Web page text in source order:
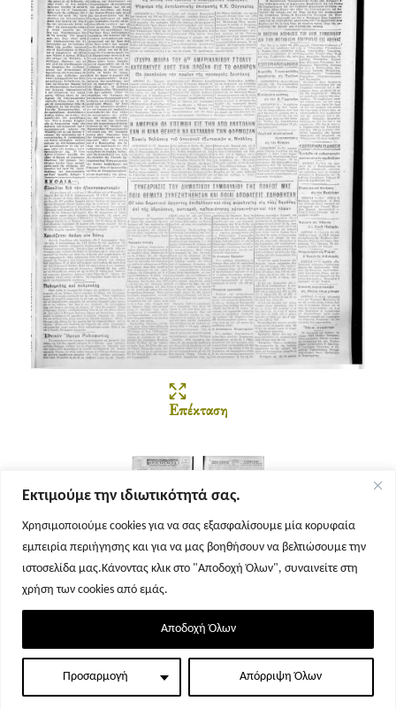
Εκτιμούμε την ιδιωτικότητά σας.
Χρησιμοποιούμε cookies για να σας εξασφαλίσουμε μία κορυφαία
εμπειρία περιήγησης και για να μας βοηθήσουν να βελτιώσουμε την
ιστοσελίδα μας.Κάνοντας κλικ στο "Αποδοχή Όλων", συναινείτε στη
χρήση των cookies από εμάς.
Προσαρμογή Απόρριψη Όλων
Αποδοχή Όλων
Επέκταση
Σελίδα 1 Σελίδα 2